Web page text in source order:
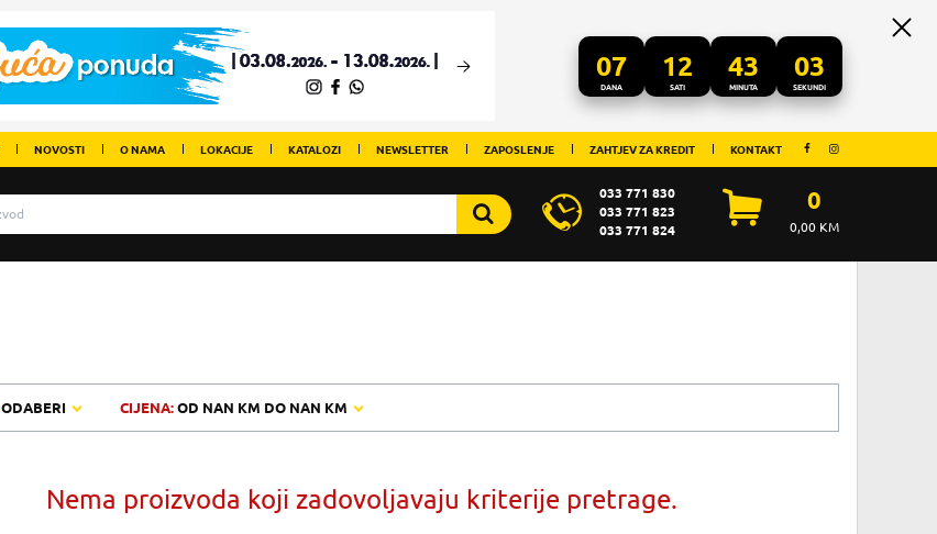
07
DANA
12
SATI
43
MINUTA
03
SEKUNDI
NOVOSTI O NAMA LOKACIJE KATALOZI NEWSLETTER ZAPOSLENJE ZAHTJEV ZA KREDIT KONTAKT
033 771 830
033 771 823
033 771 824
0
0,00KM
ODABERI CIJENA:OD NAN KM DO NAN KM
Nema proizvoda koji zadovoljavaju kriterije pretrage.